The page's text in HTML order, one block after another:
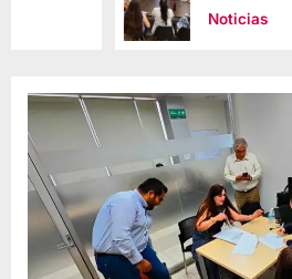
u
e
F
o
r
m
Noticias